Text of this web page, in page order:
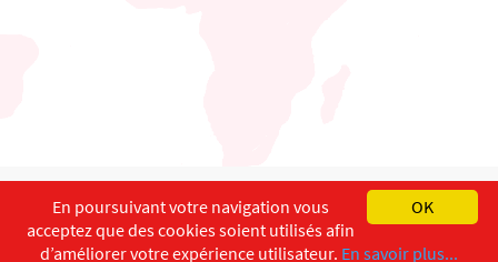
English Français
Copyright ©ISEC-AdW Aspects légaux
OK
En poursuivant votre navigation vous
acceptez que des cookies soient utilisés afin
d’améliorer votre expérience utilisateur. En savoir plus...